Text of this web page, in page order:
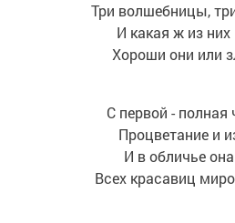
Три волшебницы,
И какая ж из
Хороши они или
С первой -
Процветание и
И в обличье
Всех красавиц